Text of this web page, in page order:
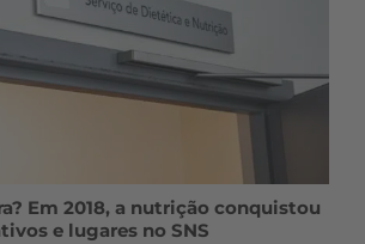
Em 2018, a nutrição conquistou
e lugares no SNS